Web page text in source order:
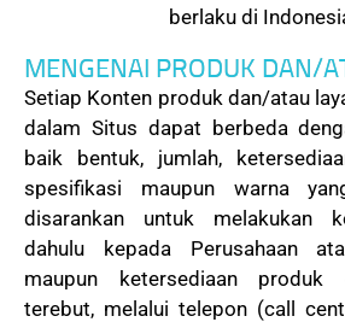
berlaku di
MENGENAI PRODUK DAN/
Setiap Konten produk dan/atau
dalam Situs dapat berbeda
baik bentuk, jumlah,
spesifikasi maupun warna
disarankan untuk melakukan
dahulu kepada Perusahaan
maupun ketersediaan produk
terebut, melalui telepon (call